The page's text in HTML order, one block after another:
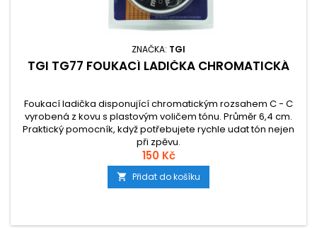
ZNAČKA: TGI
TGI TG77 FOUKACÍ LADIČKA CHROMATICKÁ
Foukací ladička disponující chromatickým rozsahem C - C
vyrobená z kovu s plastovým voličem tónu. Průměr 6,4 cm.
Praktický pomocník, když potřebujete rychle udat tón nejen
při zpěvu.
150 Kč
 Přidat do košíku